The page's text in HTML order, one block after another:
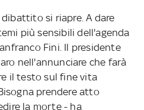
si riapre. A dare
più sensibili dell'agenda
Fini. Il presidente
nell'annunciare che farà
il testo sul fine vita
prendere atto
la morte - ha